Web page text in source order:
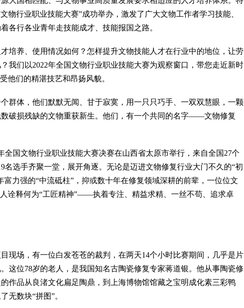
物行业职业技能大赛”成功举办，激发了广大文物工作者学习技能、
各行各业青年走技能成才、技能报国之路。
养、使用情况如何？怎样提升文物技能人才在行业中的地位，让劳
我们以2022年全国文物行业职业技能大赛为观察窗口，带您走近新时
他们的精湛技艺和昂扬风貌。
体，他们默默无闻、甘于寂寞，用一只只巧手、一双双慧眼，一颗
破损残缺的文物重获新生。他们，有一个共同的名字——文物修复
国文物行业职业技能大赛决赛在山西省太原市举行，来自全国27个
名选手齐聚一堂，展开角逐。无论是迈进文物修复行业大门不久的“初
富力强的“中流砥柱”，抑或数十年在修复领域深耕的前辈，一位位文
诠释何为“工匠精神”——执着专注、精益求精、一丝不苟、追求卓
场，有一位白发苍苍的裁判，在两天14个小时比赛期间，几乎是片
这位78岁的老人，是我国知名古陶瓷修复专家蒋道银。他从事陶瓷修
作品从良渚文化扁足陶鼎，到上海博物馆馆藏之宝明成化素三彩鸭
无数块“拼图”。